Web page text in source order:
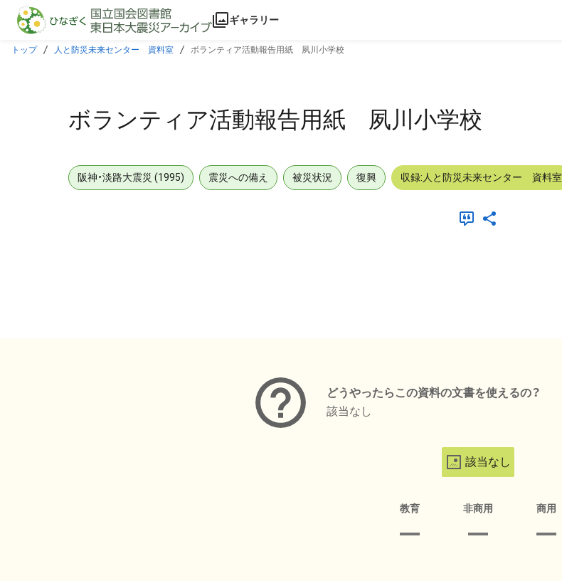
本文に飛ぶ
ギャラリー
トップ 人と防災未来センター 資料室 ボランティア活動報告用紙 夙川小学校
ボランティア活動報告用紙 夙川小学校
阪神・淡路大震災 (1995) 震災への備え 被災状況 復興 収録:人と防災未来センター 資料室
どうやったらこの資料の文書を使えるの？
該当なし
該当なし
教育 非商用 商用